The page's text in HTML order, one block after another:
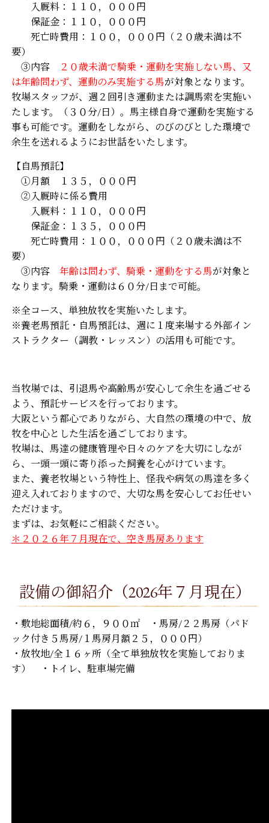
入厩料：１１０，０００円
保証金：１１０，０００円
死亡時費用：１００，０００円（２０歳未満は不
要）
③内容
２０歳未満で騎乗・運動を実施しない馬、又
は年齢問わず、運動のみ実施する馬が対象となります。
牧場スタッフが、週２回引き運動または調馬索を実施い
たします。（３０分/日）。馬主様自身で運動を実施する
事も可能です。運動をしながら、のびのびとした環境で
余生を送れるようにお世話をいたします。
【自馬預託】
①月額 １３５，０００円
②入厩時に係る費用
入厩料：１１０，０００円
保証金：１３５，０００円
死亡時費用：１００，０００円（２０歳未満は不
要）
③内容 年齢は問わず、騎乗・運動をする馬が対象と
なります。騎乗・運動は６０分/日まで可能。
※全コース、単独放牧を実施いたします。
※養老馬預託・自馬預託は、週に１度来場する外部イン
ストラクター（調教・レッスン）の活用も可能です。
当牧場では、引退馬や高齢馬が安心して余生を過ごせる
よう、預託サービスを行っております。
大阪という都心でありながら、大自然の環境の中で、放
牧を中心とした生活を過ごしております。
牧場は、馬達の健康管理や日々のケアを大切にしなが
ら、一頭一頭に寄り添った飼養を心がけています。
また、養老牧場という特性上、怪我や病気の馬達を多く
迎え入れておりますので、大切な馬を安心してお任せい
ただけます。
まずは、お気軽にご相談ください。
＊２０２６年７月現在で、空き馬房あります
設備の御紹介（2026年７月現在）
・敷地総面積/約６，９００㎡ ・馬房/２２馬房（パド
ック付き５馬房/１馬房月額２５，０００円）
・放牧地/全１６ヶ所（全て単独放牧を実施しておりま
す）
・トイレ、駐車場完備